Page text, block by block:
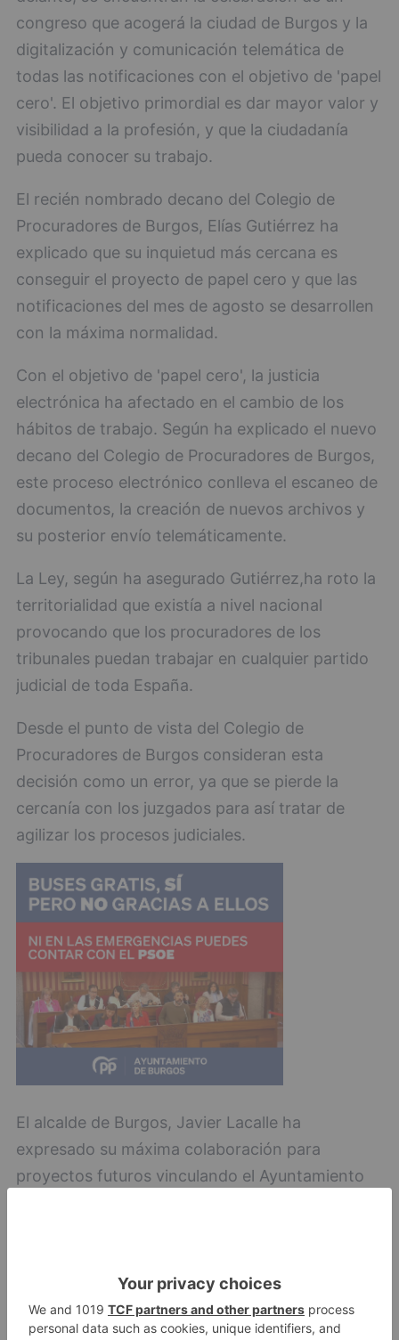
congreso que acogerá la ciudad de Burgos y la
digitalización y comunicación telemática de
todas las notificaciones con el objetivo de 'papel
cero'. El objetivo primordial es dar mayor valor y
visibilidad a la profesión, y que la ciudadanía
pueda conocer su trabajo.
El recién nombrado decano del Colegio de
Procuradores de Burgos, Elías Gutiérrez ha
explicado que su inquietud más cercana es
conseguir el proyecto de papel cero y que las
notificaciones del mes de agosto se desarrollen
con la máxima normalidad.
Con el objetivo de 'papel cero', la justicia
electrónica ha afectado en el cambio de los
hábitos de trabajo. Según ha explicado el nuevo
decano del Colegio de Procuradores de Burgos,
este proceso electrónico conlleva el escaneo de
documentos, la creación de nuevos archivos y
su posterior envío telemáticamente.
La Ley, según ha asegurado Gutiérrez,ha roto la
territorialidad que existía a nivel nacional
provocando que los procuradores de los
tribunales puedan trabajar en cualquier partido
judicial de toda España.
Desde el punto de vista del Colegio de
Procuradores de Burgos consideran esta
decisión como un error, ya que se pierde la
cercanía con los juzgados para así tratar de
agilizar los procesos judiciales.
El alcalde de Burgos, Javier Lacalle ha
expresado su máxima colaboración para
proyectos futuros vinculando el Ayuntamiento
procuradores